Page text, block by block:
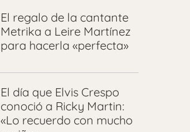
El regalo de la cantante
Metrika a Leire Martínez
para hacerla «perfecta»
El día que Elvis Crespo
conoció a Ricky Martin:
«Lo recuerdo con mucho